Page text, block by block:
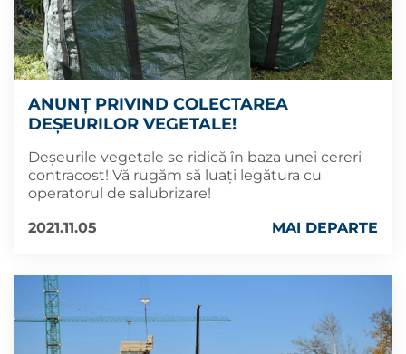
ANUNȚ PRIVIND COLECTAREA
DEȘEURILOR VEGETALE!
Deșeurile vegetale se ridică în baza unei cereri
contracost! Vă rugăm să luați legătura cu
operatorul de salubrizare!
2021.11.05
MAI DEPARTE